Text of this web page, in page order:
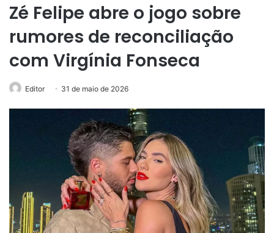
Zé Felipe abre o jogo sobre
rumores de reconciliação
com Virgínia Fonseca
Editor 31 de maio de 2026